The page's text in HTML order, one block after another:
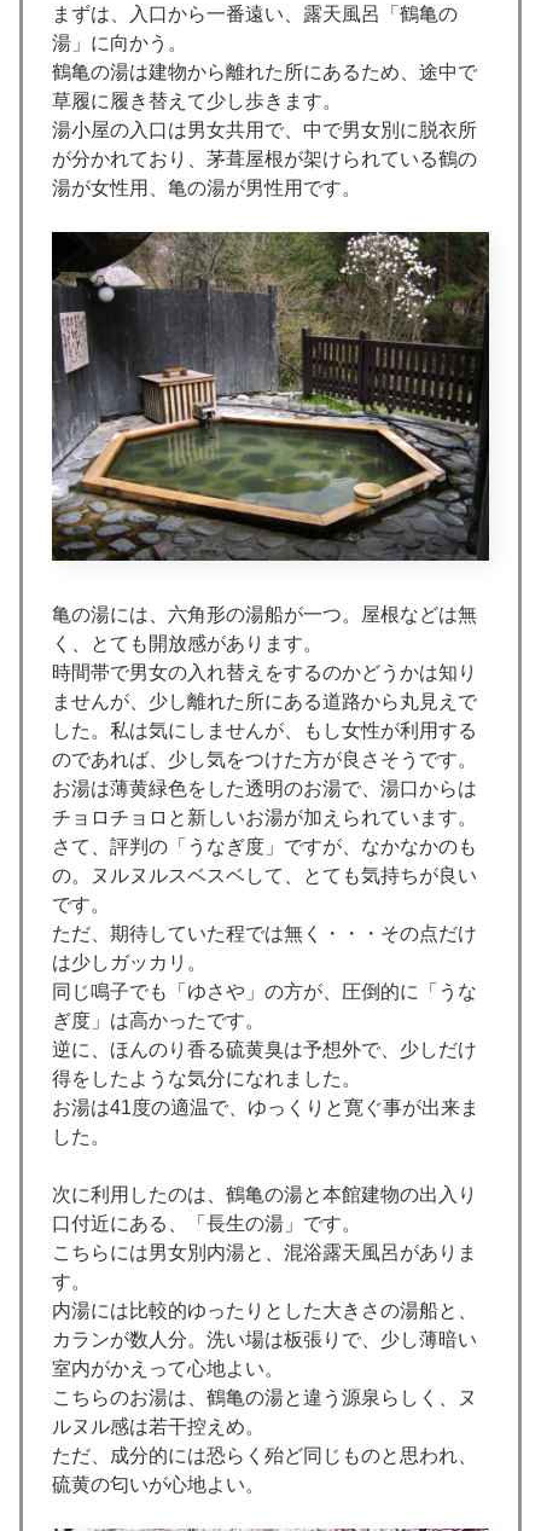
まずは、入口から一番遠い、露天風呂「鶴亀の
湯」に向かう。
鶴亀の湯は建物から離れた所にあるため、途中で
草履に履き替えて少し歩きます。
湯小屋の入口は男女共用で、中で男女別に脱衣所
が分かれており、茅葺屋根が架けられている鶴の
湯が女性用、亀の湯が男性用です。
亀の湯には、六角形の湯船が一つ。屋根などは無
く、とても開放感があります。
時間帯で男女の入れ替えをするのかどうかは知り
ませんが、少し離れた所にある道路から丸見えで
した。私は気にしませんが、もし女性が利用する
のであれば、少し気をつけた方が良さそうです。
お湯は薄黄緑色をした透明のお湯で、湯口からは
チョロチョロと新しいお湯が加えられています。
さて、評判の「うなぎ度」ですが、なかなかのも
の。ヌルヌルスベスベして、とても気持ちが良い
です。
ただ、期待していた程では無く・・・その点だけ
は少しガッカリ。
同じ鳴子でも「ゆさや」の方が、圧倒的に「うな
ぎ度」は高かったです。
逆に、ほんのり香る硫黄臭は予想外で、少しだけ
得をしたような気分になれました。
お湯は41度の適温で、ゆっくりと寛ぐ事が出来ま
した。
次に利用したのは、鶴亀の湯と本館建物の出入り
口付近にある、「長生の湯」です。
こちらには男女別内湯と、混浴露天風呂がありま
す。
内湯には比較的ゆったりとした大きさの湯船と、
カランが数人分。洗い場は板張りで、少し薄暗い
室内がかえって心地よい。
こちらのお湯は、鶴亀の湯と違う源泉らしく、ヌ
ルヌル感は若干控えめ。
ただ、成分的には恐らく殆ど同じものと思われ、
硫黄の匂いが心地よい。